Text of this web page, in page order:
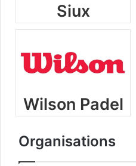
Siux
Wilson Padel
Organisations